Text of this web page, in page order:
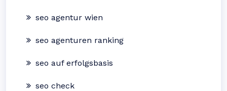
seo agentur wien
seo agenturen ranking
seo auf erfolgsbasis
seo check